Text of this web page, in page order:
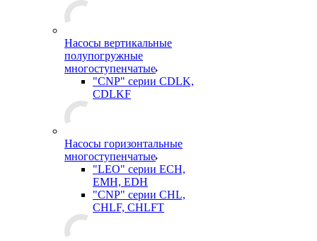
Насосы вертикальные
полупогружные
многоступенчатые
"CNP" серии CDLK,
CDLKF
Насосы горизонтальные
многоступенчатые
"LEO" серии ECH,
EMH, EDH
"CNP" серии CHL,
CHLF, CHLFT